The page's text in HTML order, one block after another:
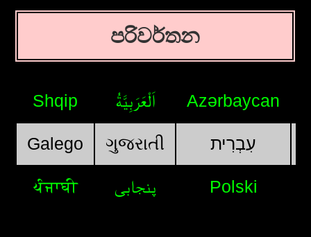
පරිවර්තන
Shqip اَلْعَرَبِيَّةُ Azərbaycan
Galego ગુજરાતી עִבְרִית
ਪੰਜਾਬੀ پنجابی Polski